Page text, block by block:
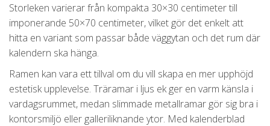
Storleken varierar från kompakta 30×30 centimeter till
imponerande 50×70 centimeter, vilket gör det enkelt att
hitta en variant som passar både väggytan och det rum där
kalendern ska hänga.
Ramen kan vara ett tillval om du vill skapa en mer upphöjd
estetisk upplevelse. Träramar i ljus ek ger en varm känsla i
vardagsrummet, medan slimmade metallramar gör sig bra i
kontorsmiljö eller galleriliknande ytor. Med kalenderblad